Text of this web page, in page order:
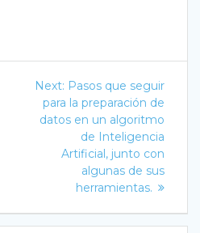
Next: Next
post:
Pasos que seguir
para la preparación de
datos en un algoritmo
de Inteligencia
Artificial, junto con
algunas de sus
herramientas.